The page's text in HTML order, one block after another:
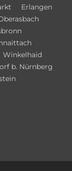
Erlangen
Winkelhaid
b. Nürnberg